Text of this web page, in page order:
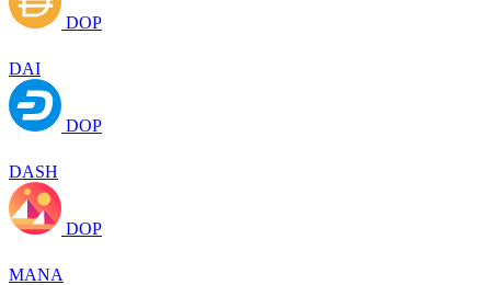
DOP
DAI
DOP
DASH
DOP
MANA